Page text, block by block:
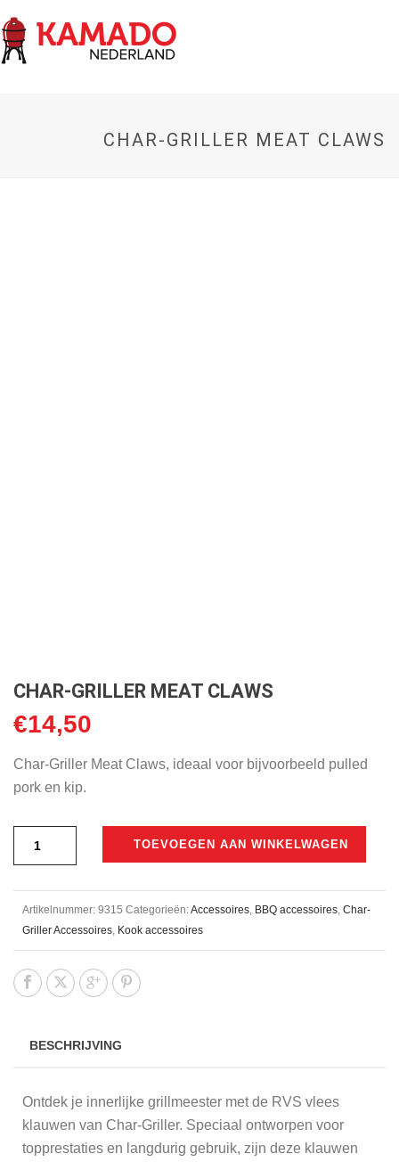
CHAR-GRILLER MEAT CLAWS
CHAR-GRILLER MEAT CLAWS
€14,50
Char-Griller Meat Claws, ideaal voor bijvoorbeeld pulled
pork en kip.
TOEVOEGEN AAN WINKELWAGEN
Artikelnummer: 9315 Categorieën:Accessoires BBQ accessoires Char-
Griller Accessoires Kook accessoires
BESCHRIJVING
Ontdek je innerlijke grillmeester met de RVS vlees
klauwen van Char-Griller. Speciaal ontworpen voor
topprestaties en langdurig gebruik, zijn deze klauwen